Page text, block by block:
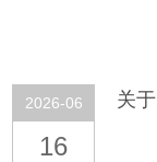
2026-06
16
关